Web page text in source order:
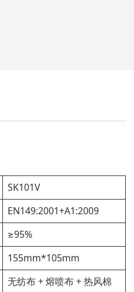
SK101V
EN149:2001+A1:2009
≥95%
155mm*105mm
无纺布 + 熔喷布 + 热风棉